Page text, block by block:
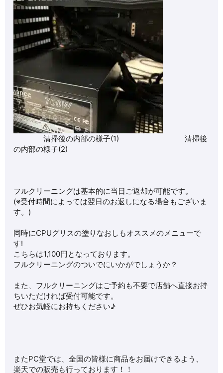
清掃後の内部の様子(1) 清掃後
の内部の様子(2)
フルクリーニングは基本的に当日ご返却が可能です。
(※受付時間によっては翌日のお返しになる場合もございま
す。)
同時にCPUグリスの塗りなおしもオススメのメニューで
す!
こちらは1,100円となっております。
フルクリーニングのついでにいかがでしょうか？
また、フルクリーニングはご予約も不要で店舗へ直接お持
ちいただければ受付可能です。
ぜひお気軽にお持ちください♪
またPC堂では、全国の皆様に商品をお届けできるよう、
楽天での販売も行っております！！